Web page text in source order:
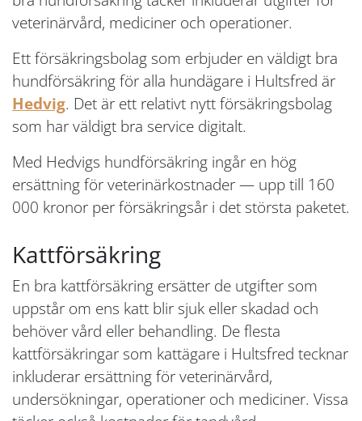
veterinärvård, mediciner och operationer.
Ett försäkringsbolag som erbjuder en väldigt bra
hundförsäkring för alla hundägare i Hultsfred är
Hedvig. Det är ett relativt nytt försäkringsbolag
som har väldigt bra service digitalt.
Med Hedvigs hundförsäkring ingår en hög
ersättning för veterinärkostnader — upp till 160
000 kronor per försäkringsår i det största paketet.
Kattförsäkring
En bra kattförsäkring ersätter de utgifter som
uppstår om ens katt blir sjuk eller skadad och
behöver vård eller behandling. De flesta
kattförsäkringar som kattägare i Hultsfred tecknar
inkluderar ersättning för veterinärvård,
undersökningar, operationer och mediciner. Vissa